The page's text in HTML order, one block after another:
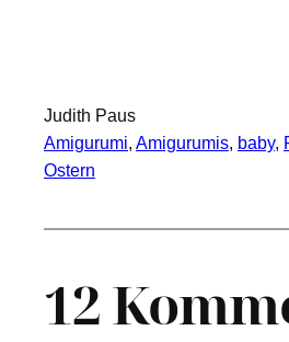
Judith Paus
Amigurumi, Amigurumis, baby,
Ostern
12